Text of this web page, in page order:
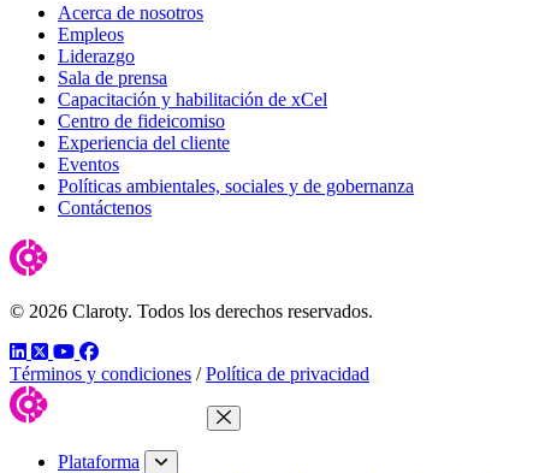
Acerca de nosotros
Empleos
Liderazgo
Sala de prensa
Capacitación y habilitación de xCel
Centro de fideicomiso
Experiencia del cliente
Eventos
Políticas ambientales, sociales y de gobernanza
Contáctenos
© 2026 Claroty. Todos los derechos reservados.
LinkedIn
TwitterYouTube
Facebook
Términos y condiciones / Política de privacidad
Cerrar menú
Plataforma